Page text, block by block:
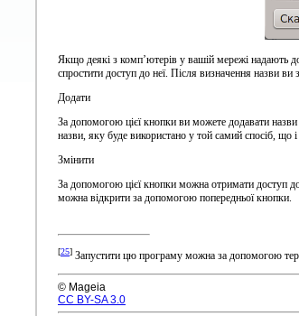
Якщо деякі з комп’ютерів у вашій мережі надають
спростити доступ до неї. Після визначення назви ви
Додати
За допомогою цієї кнопки ви можете додавати назви
назви, яку буде використано у той самий спосіб, що і
Змінити
За допомогою цієї кнопки можна отримати доступ
можна відкрити за допомогою попередньої кнопки.
[25] Запустити цю програму можна за допомогою
© Mageia
CC BY-SA 3.0